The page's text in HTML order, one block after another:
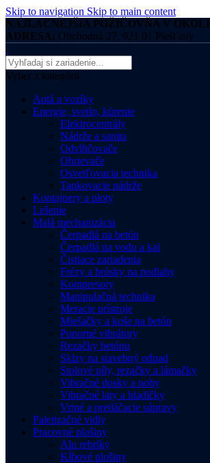
Skip to navigation Skip to main content
NAJLACNEJŠIA POŽIČOVŇA V OKOLÍ
ADRESA: Obchodná 27, 921 01 Piešťany
Vyber z kategórii
Autá a vozíky
Energie, svetlo, kúrenie
Elektrocentrály
Nádrže a sanita
Odvlhčovače
Ohrievače
Osvetľovacia technika
Tankovacie nádrže
Kontajnery a ploty
Lešenie
Malá mechanizácia
Čerpadlá na betón
Čerpadlá na vodu a kal
Čistiace zariadenia
Frézy a brúsky na podlahy
Kompresory
Manipulačná technika
Meracie prístroje
Miešačky a koše na betón
Ponorné vibrátory
Rezačky betónu
Sklzy na stavebný odpad
Stolové píly, rezačky a lámačky
Vibračné dosky a nohy
Vibračné laty a hladičky
Vrtné a pretláčacie súpravy
Paletizačné vidly
Pracovné plošiny
Alu rebríky
Kĺbové plošiny